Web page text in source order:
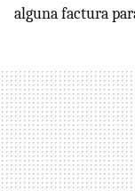
alguna factura